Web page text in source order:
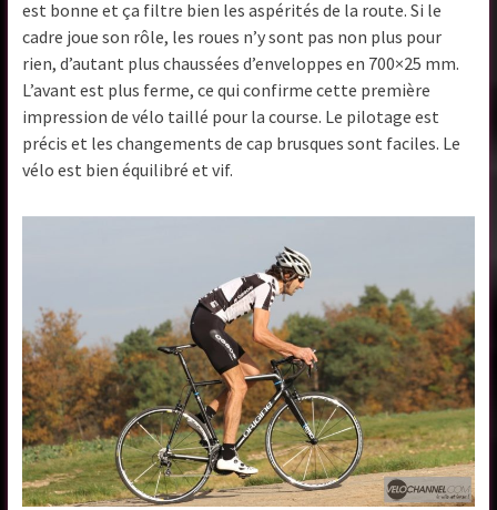
est bonne et ça filtre bien les aspérités de la route. Si le
cadre joue son rôle, les roues n’y sont pas non plus pour
rien, d’autant plus chaussées d’enveloppes en 700×25 mm.
L’avant est plus ferme, ce qui confirme cette première
impression de vélo taillé pour la course. Le pilotage est
précis et les changements de cap brusques sont faciles. Le
vélo est bien équilibré et vif.